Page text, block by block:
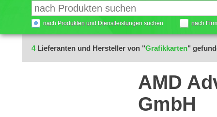
nach Produkten und Dienstleistungen suchen nach
4Lieferanten und Hersteller von "Grafikkarten"
AMD
GmbH